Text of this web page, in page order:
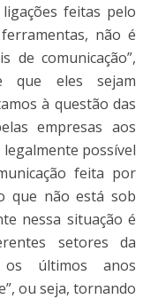
feitas pelo
não é
de comunicação”,
que eles sejam
à questão das
empresas aos
possível
feita por
que não está sob
nessa situação é
setores da
os últimos anos
ou seja, tornando